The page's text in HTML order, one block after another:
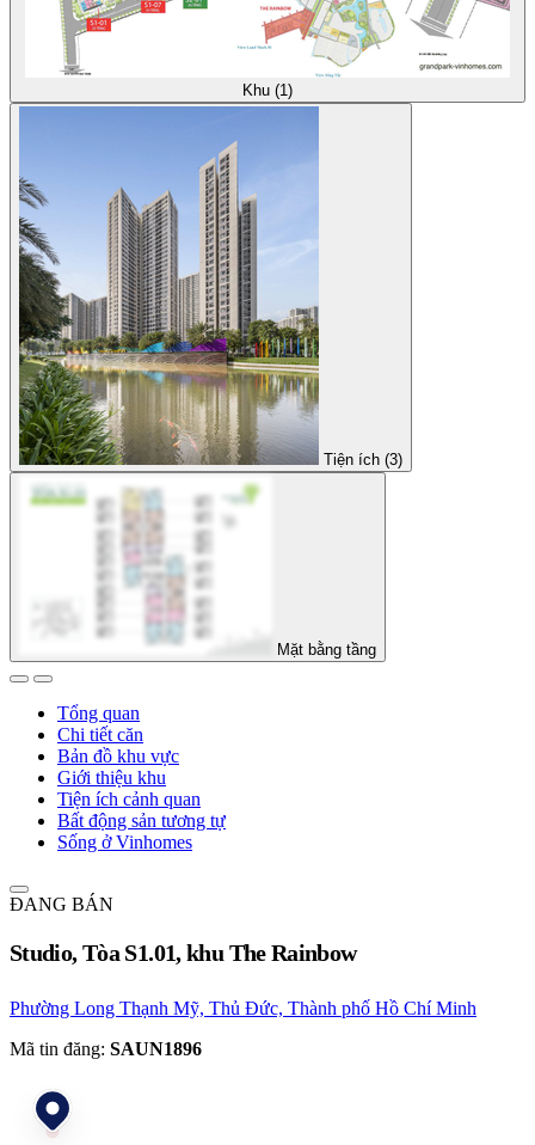
Khu (1)
Tiện ích (3)
Mặt bằng tầng
Tổng quan
Chi tiết căn
Bản đồ khu vực
Giới thiệu khu
Tiện ích cảnh quan
Bất động sản tương tự
Sống ở Vinhomes
ĐANG BÁN
Studio, Tòa S1.01, khu The Rainbow
Phường Long Thạnh Mỹ, Thủ Đức, Thành phố Hồ Chí Minh
Mã tin đăng: SAUN1896